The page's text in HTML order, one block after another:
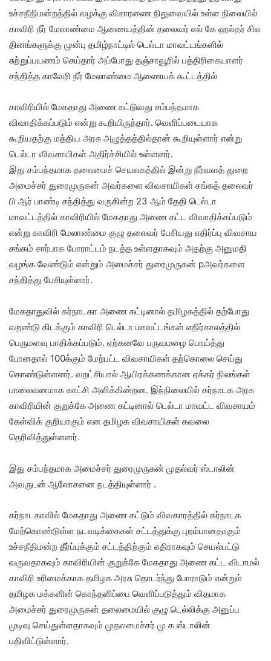
உச்சநீதிமன்றத்தில் வழக்கு விசாரணை நிலுவையில் உள்ள நிலையில்
காவிரி நீர் மேலாண்மை ஆணையத்தின் தலைவர் எல் கே ஹல்தர் சில
தினங்களுக்கு முன்பு தமிழ்நாட்டில் டெல்டா மாவட்டங்களில்
சுற்றுப்பயணம் செய்தார் அப்போது தஞ்சாவூரில் பத்திரிகையாளர்
சந்தித்த காவேரி நீர் மேலாண்மை ஆணையக் கூட்டத்தில்
காவிரியில் மேகதாது அணை கட்டுவது சம்பந்தமாக
விவாதிக்கப்படும் என்று கூறியிருந்தார். வெளிப்படையாக
கூறியதற்கு மத்திய அரசு அழுத்தத்தில்தான் கூறியுள்ளார் என்று
டெல்டா விவசாயிகள் அதிர்ச்சியில் உள்ளனர்.
இது சம்பந்தமாக தலைமைச் செயலகத்தில் இன்று நீர்வளத் துறை
அமைச்சர் துரைமுருகன் அவர்களை விவசாயிகள் சங்கத் தலைவர்
பி ஆர் பாண்டி சந்தித்து வருகின்ற 23 ஆம் தேதி டெல்டா
மாவட்டத்தில் காவிரியில் மேகதாது அணை கட்ட விவாதிக்கப்படும்
என்று காவிரி மேலாண்மை குழு தலைவர் பேசியது எதிர்ப்பு விவசாய
சங்கம் சார்பாக போராட்டம் நடத்த உள்ளதாகவும் அதற்கு அனுமதி
வழங்க வேண்டும் என்றும் அமைச்சர் துரைமுருகன் pஅவர்களை
சந்தித்து பேசியுள்ளார்.
மேகதாதுவில் கர்நாடகா அணை கட்டினால் தமிழகத்தில் தற்போது
வறண்டு கிடக்கும் காவிரி டெல்டா மாவட்டங்கள் எதிர்காலத்தில்
பெருமளவு பாதிக்கப்படும். ஏற்கனவே பருவமழை பொய்த்து
போனதால் 100க்கும் மேற்பட்ட விவசாயிகள் தற்கொலை செய்து
கொண்டுள்ளனர். வறட்சியால் ஆயிரக்கணக்கான ஏக்கர் நிலங்கள்
பாலைவனமாக காட்சி அளிக்கின்றன. இந்நிலையில் கர்நாடக அரசு
காவிரியின் குறுக்கே அணை கட்டினால் டெல்டா மாவட்ட விவசாயம்
கேள்விக் குறியாகும் என தமிழக விவசாயிகள் கவலை
தெரிவித்துள்ளனர்.
இது சம்பந்தமாக அமைச்சர் துரைமுருகன் முதல்வர் ஸ்டாலின்
அவருடன் ஆலோசனை நடத்தியுள்ளார் .
கர்நாடகாவில் மேகதாது அணை கட்டும் விவகாரத்தில் கர்நாடக
மேற்கொண்டுள்ள நடவடிக்கைகள் சட்டத்துக்கு புறம்பானதாகும்
உச்சநீதிமன்ற தீர்ப்புக்கும் சட்டத்திற்கும் எதிராகவும் செயல்பட்டு
வருவதாகவும் காவிரியின் குறுக்கே மேகதாது அணை கட்ட விடாமல்
காவிரி உரிமைக்காக தமிழக அரசு தொடர்ந்து போராடும் என்றும்
தமிழக மக்களின் கொந்தளிப்பை வெளிப்படுத்தும் விதமாக
அமைச்சர் துரைமுருகன் தலைமையில் குழு டெல்லிக்கு அனுப்ப
முடிவு செய்துள்ளதாகவும் முதலமைச்சர் மு க ஸ்டாலின்
பதிவிட்டுள்ளார்.